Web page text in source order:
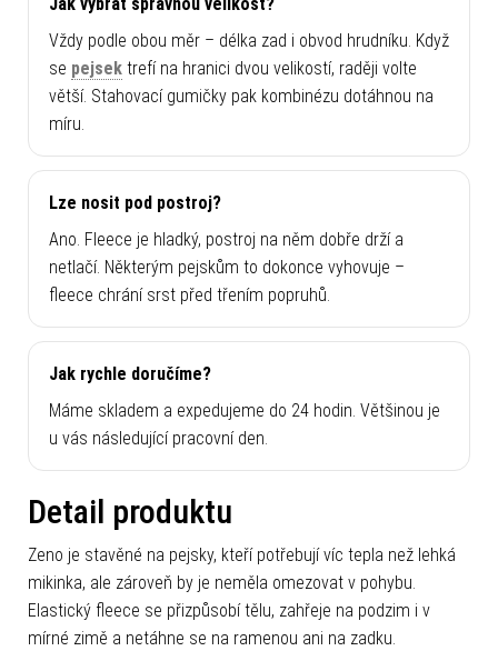
Vždy podle obou měr – délka zad i obvod hrudníku. Když
se pejsek trefí na hranici dvou velikostí, raději volte
větší. Stahovací gumičky pak kombinézu dotáhnou na
míru.
Lze nosit pod postroj?
Ano. Fleece je hladký, postroj na něm dobře drží a
netlačí. Některým pejskům to dokonce vyhovuje –
fleece chrání srst před třením popruhů.
Jak rychle doručíme?
Máme skladem a expedujeme do 24 hodin. Většinou je
u vás následující pracovní den.
Detail produktu
Zeno je stavěné na pejsky, kteří potřebují víc tepla než lehká
mikinka, ale zároveň by je neměla omezovat v pohybu.
Elastický fleece se přizpůsobí tělu, zahřeje na podzim i v
mírné zimě a netáhne se na ramenou ani na zadku.